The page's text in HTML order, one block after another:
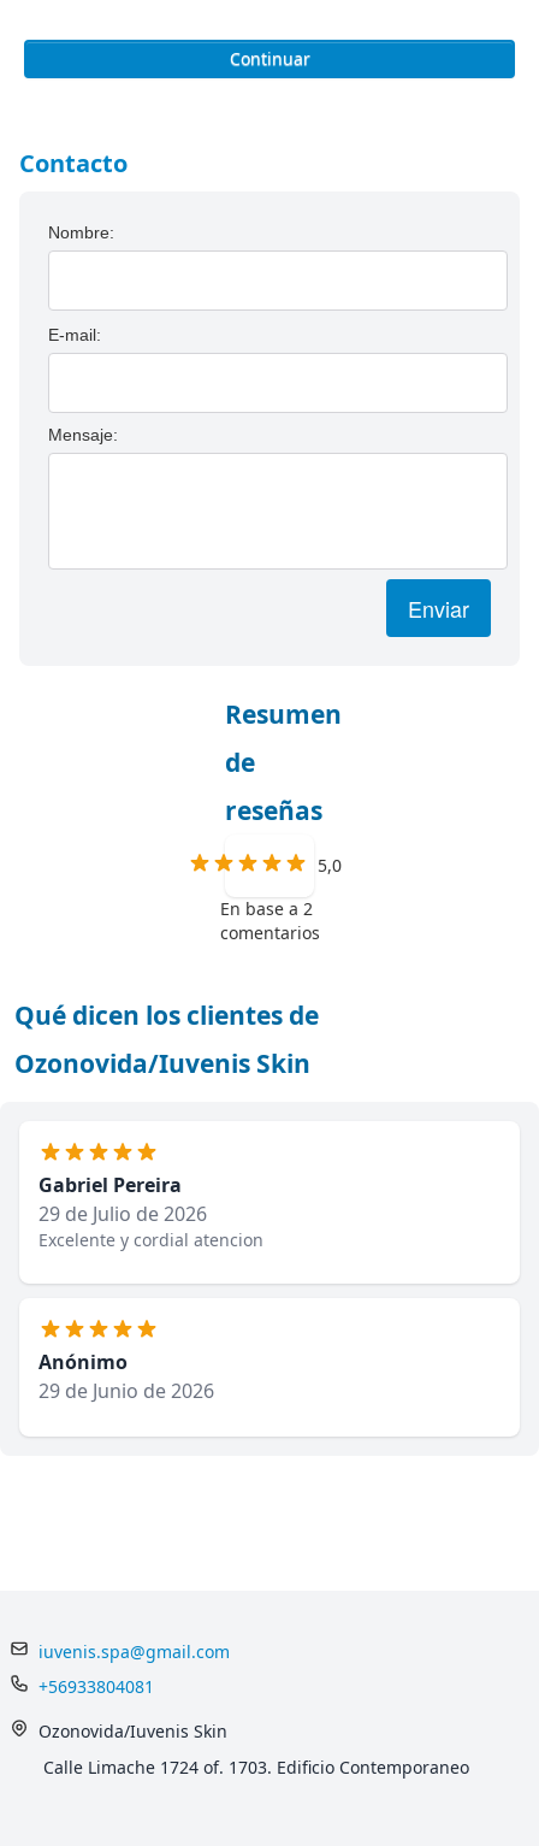
Continuar
Contacto
Nombre:
E-mail:
Mensaje:
Enviar
Resumen
de
reseñas
5,0
En base a 2
comentarios
Qué dicen los clientes de
Ozonovida/Iuvenis Skin
Gabriel Pereira
29 de Julio de 2026
Excelente y cordial atencion
Anónimo
29 de Junio de 2026
iuvenis.spa@gmail.com
+56933804081
Ozonovida/Iuvenis Skin
Calle Limache 1724 of. 1703. Edificio Contemporaneo